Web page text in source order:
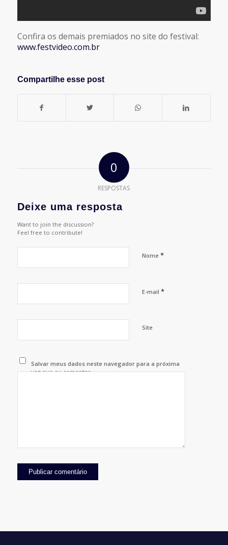
Confira os demais premiados no site do festival:
www.festvideo.com.br
Compartilhe esse post
0
RESPOSTAS
Deixe uma resposta
Want to join the discussion?
Feel free to contribute!
Nome *
E-mail *
Site
Salvar meus dados neste navegador para a próxima
vez que eu comentar.